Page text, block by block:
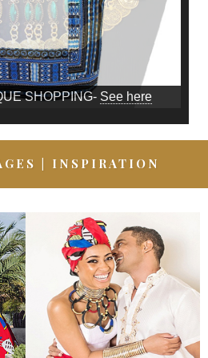
SHOPPING- See here
| INSPIRATION